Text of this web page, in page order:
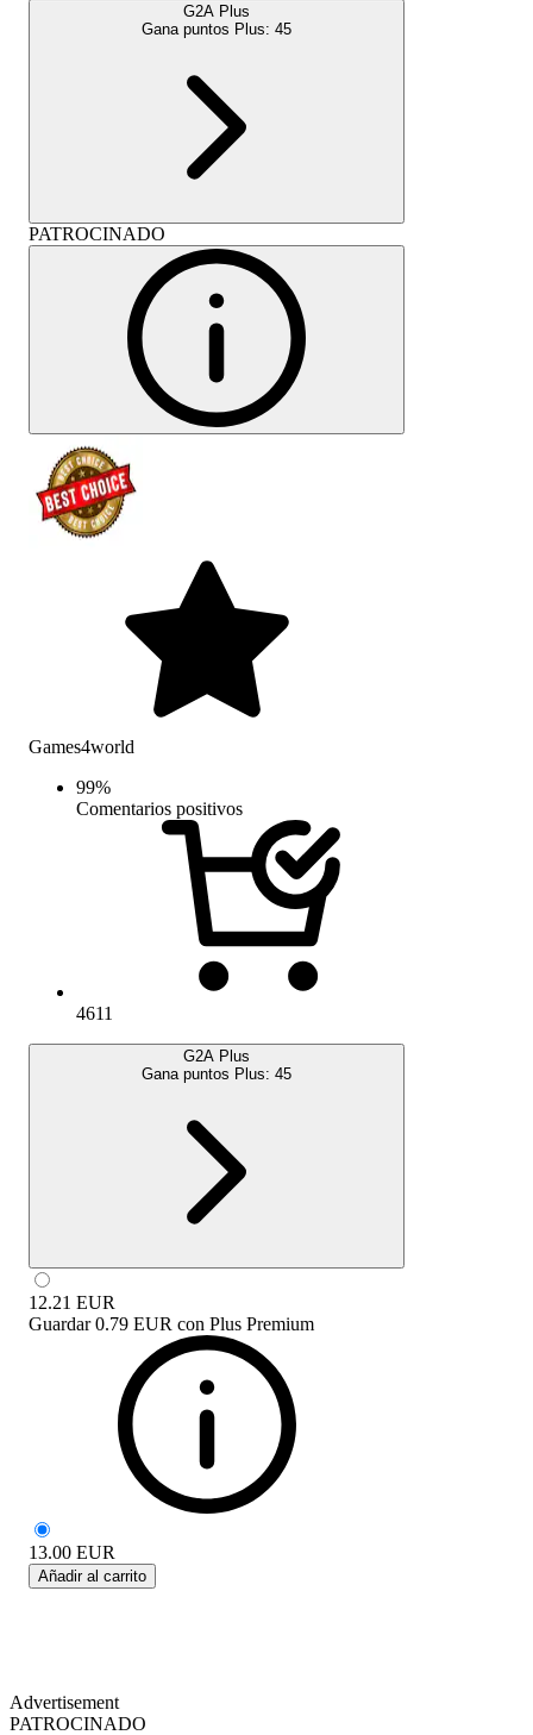
G2A Plus
Gana puntos Plus: 45
PATROCINADO
Games4world
99%
Comentarios positivos
4611
G2A Plus
Gana puntos Plus: 45
12.21 EUR
Guardar 0.79 EUR con Plus Premium
13.00 EUR
Añadir al carrito
Advertisement
PATROCINADO